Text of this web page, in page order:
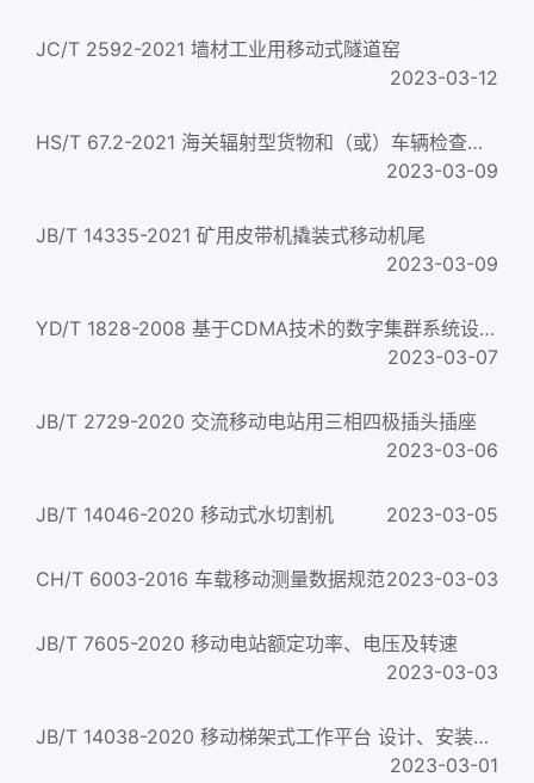
JC/T 2592-2021 墙材工业用移动式隧道窑
2023-03-12
HS/T 67.2-2021 海关辐射型货物和（或）车辆检查系统 第2部分：组合移动式检查
2023-03-09
JB/T 14335-2021 矿用皮带机撬装式移动机尾
2023-03-09
YD/T 1828-2008 基于CDMA技术的数字集群系统设备技术要求——移动台
2023-03-07
JB/T 2729-2020 交流移动电站用三相四极插头插座
2023-03-06
JB/T 14046-2020 移动式水切割机 2023-03-05
CH/T 6003-2016 车载移动测量数据规范2023-03-03
JB/T 7605-2020 移动电站额定功率、电压及转速
2023-03-03
JB/T 14038-2020 移动梯架式工作平台 设计、安装和使用规程
2023-03-01